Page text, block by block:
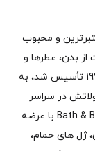
و محبوب‌
از بدن، عطرها و
محصولات آروماتراپی است. این برند که در سال 1990 تأسیس شد، به
در سراسر
جهان شناخته شده است. بث اند بادی Bath & Body Works با عرضه
ژل‌ های حمام،